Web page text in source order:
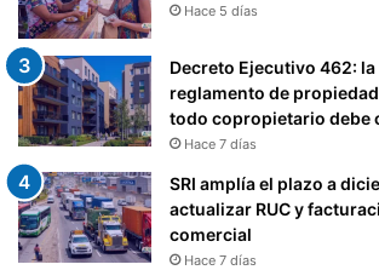
Hace 5 días
Decreto Ejecutivo 462:
reglamento de
todo copropietario debe
Hace 7 días
SRI amplía el plazo a
actualizar RUC y
comercial
Hace 7 días